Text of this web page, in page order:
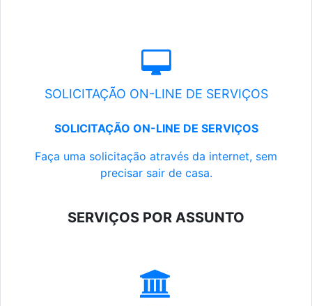
SOLICITAÇÃO ON-LINE DE SERVIÇOS
SOLICITAÇÃO ON-LINE DE SERVIÇOS
Faça uma solicitação através da internet, sem
precisar sair de casa.
SERVIÇOS POR ASSUNTO